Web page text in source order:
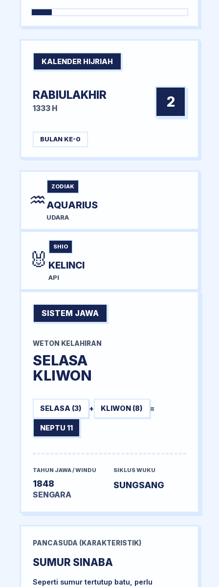
KALENDER HIJRIAH
RABIULAKHIR
1333 H 2
BULAN KE-0
♒
ZODIAK
AQUARIUS
UDARA
🐰
SHIO
KELINCI
API
SISTEM JAWA
WETON KELAHIRAN
SELASA
KLIWON
SELASA (3) + KLIWON (8) =
NEPTU 11
TAHUN JAWA / WINDU
1848
SENGARA
SIKLUS WUKU
SUNGSANG
PANCASUDA (KARAKTERISTIK)
SUMUR SINABA
Seperti sumur tertutup batu, perlu